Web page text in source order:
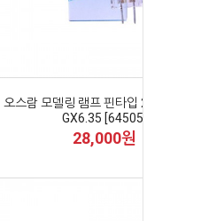
오스람 모델링 램프 핀타입 200W 230V
GX6.35 [64505]
28,000원